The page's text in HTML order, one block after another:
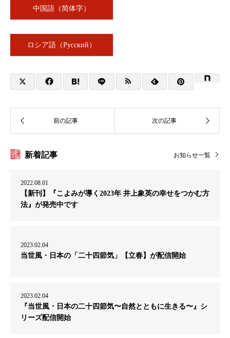
中国語（简体字）
ロシア語（Русский）
新着記事 お知らせ一覧
2022.08.01
【新刊】『こよみが導く2023年 井上象英の幸せをつかむ方
法』が発売中です
2023.02.04
当世風・日本の「二十四節気」【立春】が配信開始
2023.02.04
『当世風・日本の二十四節気〜自然とともに生きる〜』シ
リーズ配信開始